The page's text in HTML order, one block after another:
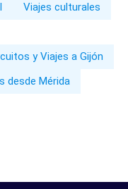
Viajes culturales
y Viajes a Gijón
desde Mérida